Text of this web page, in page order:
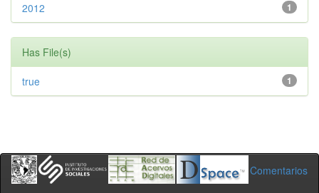
1
2012
Has File(s)
1
true
Comentarios